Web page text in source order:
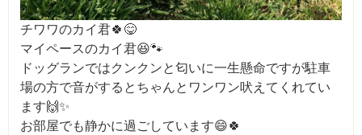
チワワのカイ君🍀😋
マイペースのカイ君😆🐾
ドッグランではクンクンと匂いに一生懸命ですが駐車
場の方で音がするとちゃんとワンワン吠えてくれてい
ます🙌✨
お部屋でも静かに過ごしています😄🍀